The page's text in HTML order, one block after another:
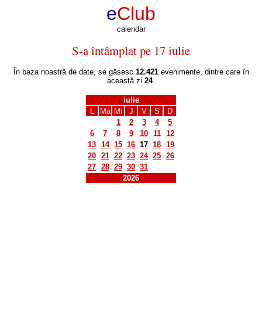
eClub
calendar
S-a întâmplat pe 17 iulie
În baza noastră de date, se găsesc 12.421evenimente, dintre care în
această zi 24.
iulie
L
Ma Mi J V S
D
1
2 3 4
5
6
7 8 9 10 11
12
13 14 15 16 17 18 19
20 21 22 23 24 25 26
27 28 29 30 31
2026